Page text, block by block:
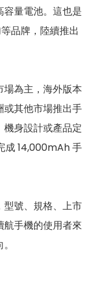
量電池。這也是
品牌，陸續推出
為主，海外版本
或其他市場推出手
身設計或產品定
成 14,000mAh 手
型號、規格、上市
手機的使用者來